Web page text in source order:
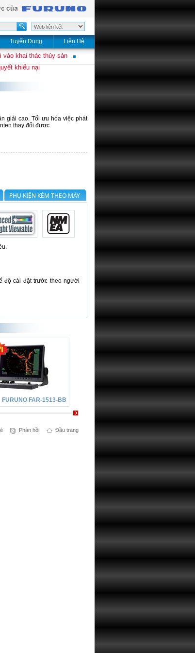
Tuyển Dụng Liên Hệ
vào khai thác thủy sản
khiếu nại
giải cao. Tối ưu hóa việc phát
thay đổi được.
PHỤ KIỆN KÈM THEO MÁY
độ cài đặt trước theo người
FURUNO FAR-1513-BB FURUNO FAR-1523-BB
Phản hồi Đầu trang